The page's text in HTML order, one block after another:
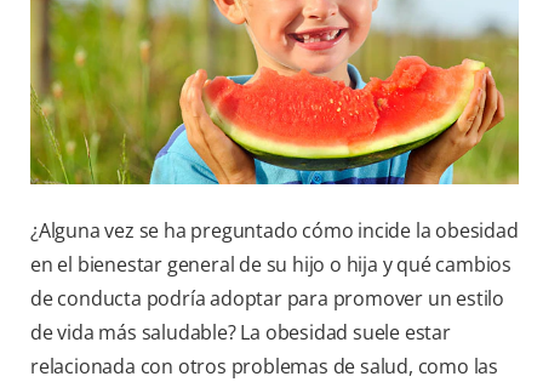
NI (ES)
SUSCRÍBASE
¿Alguna vez se ha preguntado cómo incide la obesidad
en el bienestar general de su hijo o hija y qué cambios
de conducta podría adoptar para promover un estilo
de vida más saludable? La obesidad suele estar
relacionada con otros problemas de salud, como las